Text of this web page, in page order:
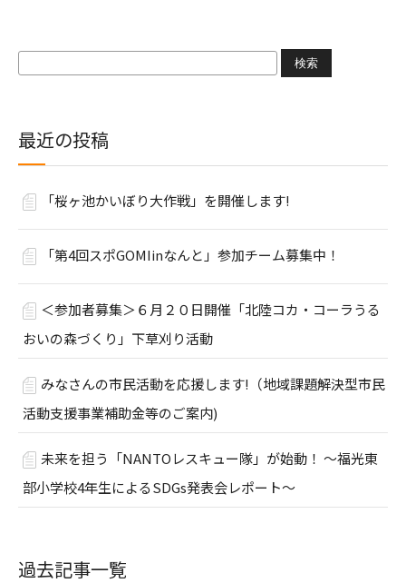
検
最近の投稿
「桜ヶ池かいぼり大作戦」を開催します!
「第4回スポGOMIinなんと」参加チーム募集中！
＜参加者募集＞６月２０日開催「北陸コカ・コーラうる
おいの森づくり」下草刈り活動
みなさんの市民活動を応援します!（地域課題解決型市民
活動支援事業補助金等のご案内)
未来を担う「NANTOレスキュー隊」が始動！ ～福光東
部小学校4年生によるSDGs発表会レポート～
過去記事一覧